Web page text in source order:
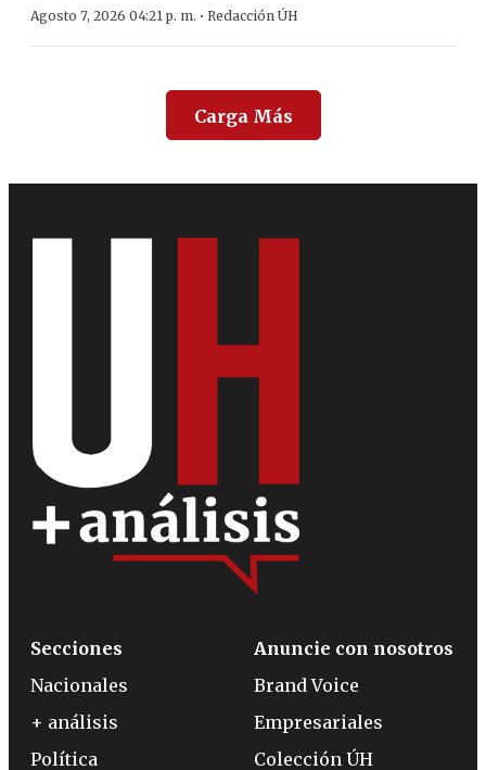
Agosto 7, 2026 04:21 p. m. · Redacción ÚH
Carga Más
Secciones
Nacionales
+ análisis
Política
Anuncie con nosotros
Brand Voice
Empresariales
Colección ÚH